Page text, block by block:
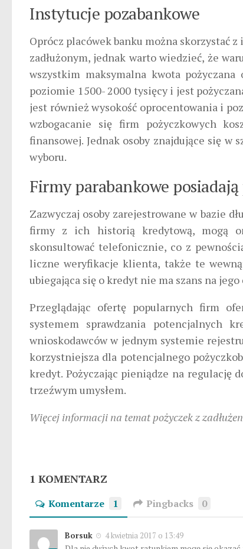
Instytucje pozabankowe
Oprócz placówek banku można skorzystać
zadłużonym, jednak warto wiedzieć, że
wszystkim maksymalna kwota
poziomie 1500- 2000 tysięcy i jest
jest również wysokość oprocentowania i
wzbogacanie się firm pożyczkowych
finansowej. Jednak osoby znajdujące się
wyboru.
Firmy parabankowe
Zazwyczaj osoby zarejestrowane w bazie
firmy z ich historią kredytową, mogą
skonsultować telefonicznie, co z
liczne weryfikacje klienta, także te
ubiegająca się o kredyt nie ma szans na
Przeglądając ofertę popularnych firm
systemem sprawdzania potencjalnych
wnioskodawców w jednym systemie
korzystniejsza dla potencjalnego
kredyt. Pożyczając pieniądze na regulację
trzeźwym umysłem.
Więcej informacji na temat pożyczek z
1 KOMENTARZ
Komentarze 1 Pingbacks 0
Borsuk 4 kwietnia 2017 o 13:49